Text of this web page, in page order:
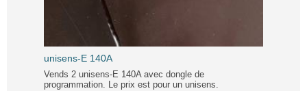
unisens-E 140A
Vends 2 unisens-E 140A avec dongle de
programmation. Le prix est pour un unisens.